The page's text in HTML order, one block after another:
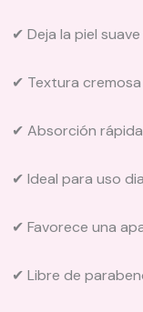
✔ Deja la piel
✔ Textura
✔ Absorción rápida
✔ Ideal para uso
✔ Favorece una
✔ Libre de